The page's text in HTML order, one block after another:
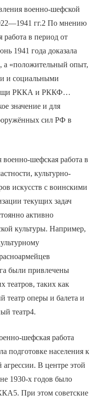
военно-шефской
гг.2 По мнению
работа в период от
1941 года доказала
а «положительный опыт,
и социальными
РККА и РККФ…
значение и для
сил РФ в
шефская работа в
культурно-
искусств с воинскими
текущих задач
активно
культуры. Например,
были привлечены
театров, таких как
театр оперы и балета и
театр4.
шефская работа
подготовке населения к
В центре этой
1930-х годов было
При этом советские